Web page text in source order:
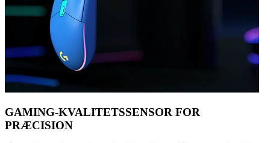
GAMING-KVALITETSSENSOR FOR
PRÆCISION